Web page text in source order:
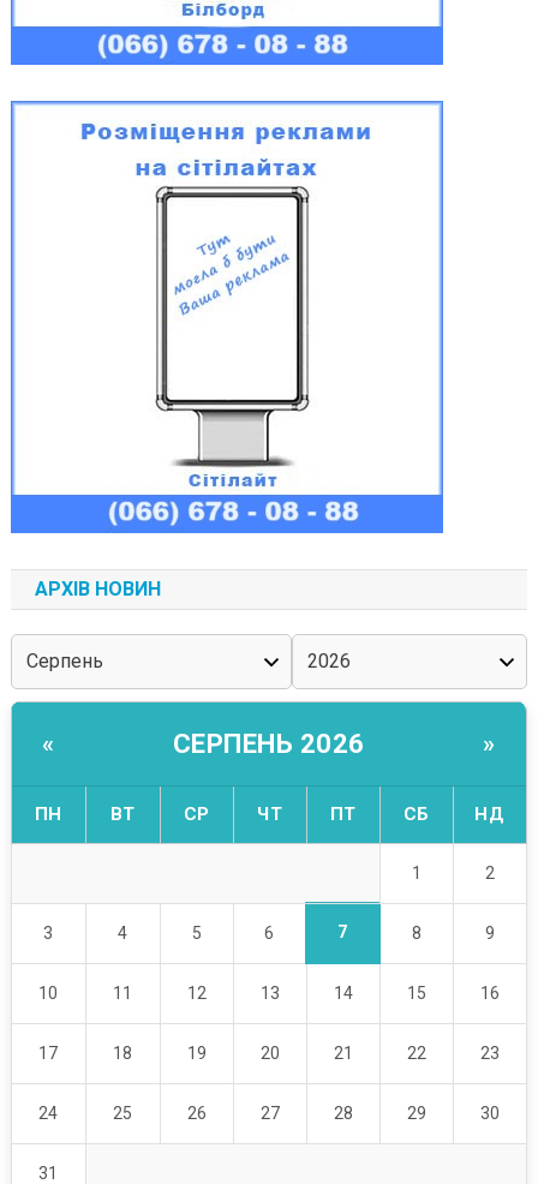
АРХІВ НОВИН
« СЕРПЕНЬ 2026 »
ПН ВТ СР ЧТ ПТ СБ НД
1 2
3 4 5 6 7 8 9
10 11 12 13 14 15 16
17 18 19 20 21 22 23
24 25 26 27 28 29 30
31